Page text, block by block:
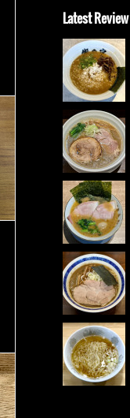
Latest Review